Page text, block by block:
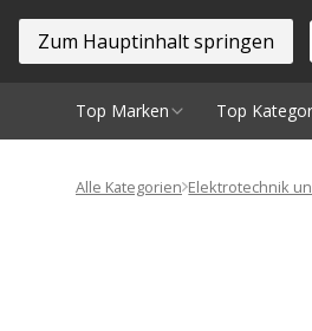
Zum Hauptinhalt springen
Top Marken Top
Alle Kategorien Elektrotechnik